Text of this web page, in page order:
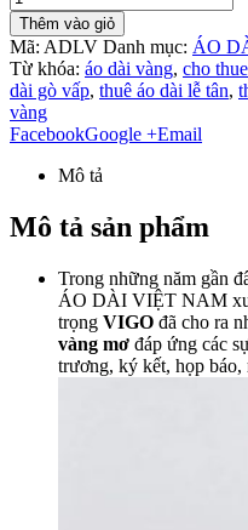
Thêm vào giỏ
Mã: ADLV Danh mục: ÁO
Từ khóa: áo dài vàng, cho
dài gò vấp, thuê áo dài lễ tân,
vàng
FacebookGoogle +Email
Mô tả
Mô tả sản phẩm
Trong những năm gần
ÁO DÀI VIỆT NAM
trọng VIGO đã cho ra
vàng mơ đáp ứng các
trương, ký kết, họp